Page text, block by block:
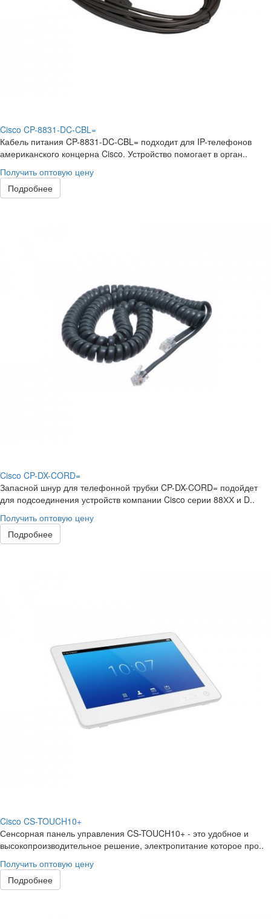
Cisco CP-8831-DC-CBL=
Кабель питания CP-8831-DC-CBL= подходит для IP-телефонов
американского концерна Cisco. Устройство помогает в орган..
Получить оптовую цену
Подробнее
Cisco CP-DX-CORD=
Запасной шнур для телефонной трубки CP-DX-CORD= подойдет
для подсоединения устройств компании Cisco серии 88ХХ и D..
Получить оптовую цену
Подробнее
Cisco CS-TOUCH10+
Сенсорная панель управления CS-TOUCH10+ - это удобное и
высокопроизводительное решение, электропитание которое про..
Получить оптовую цену
Подробнее